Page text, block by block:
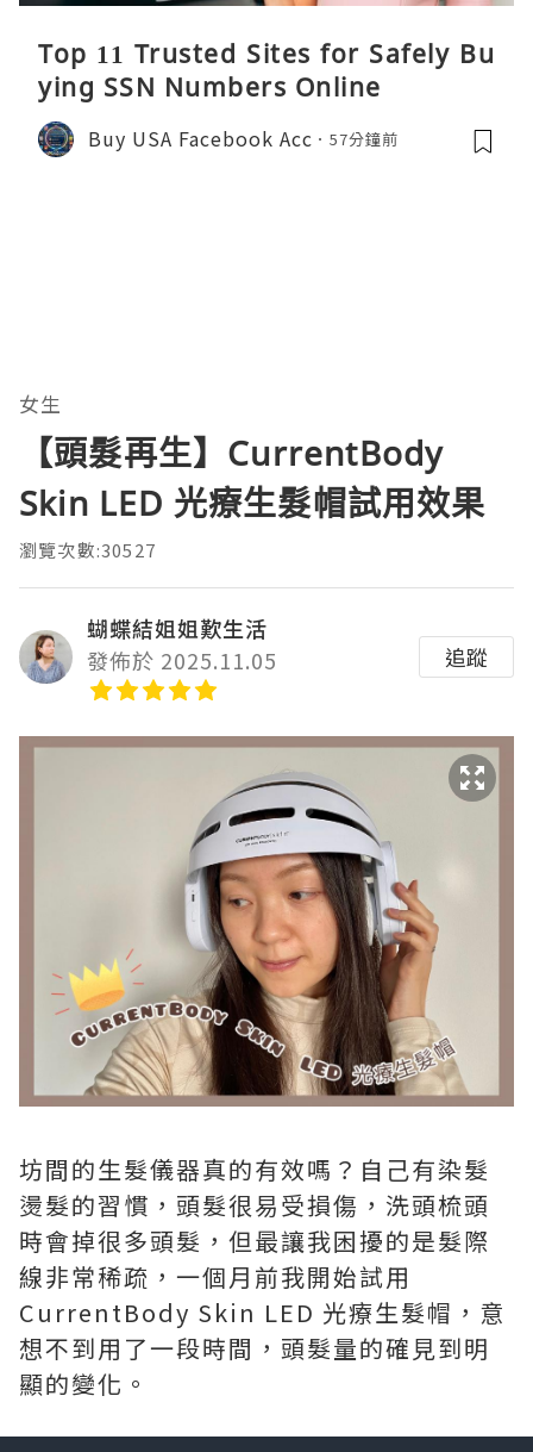
Top 11 Trusted Sites for Safely Bu
ying SSN Numbers Online
Buy USA Facebook Acc 57分鐘前
女生
【頭髮再生】CurrentBody
Skin LED 光療生髮帽試用效果
瀏覽次數:30527
蝴蝶結姐姐歎生活
發佈於 2025.11.05
追蹤
坊間的生髮儀器真的有效嗎？自己有染髮
燙髮的習慣，頭髮很易受損傷，洗頭梳頭
時會掉很多頭髮，但最讓我困擾的是髮際
線非常稀疏，一個月前我開始試用
CurrentBody Skin LED 光療生髮帽，意
想不到用了一段時間，頭髮量的確見到明
顯的變化。